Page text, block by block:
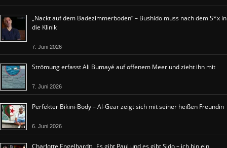
„Nackt auf dem Badezimmerboden“ – Bushido muss nach dem S*x in
die Klinik
7. Juni 2026
Strömung erfasst Ali Bumayé auf offenem Meer und zieht ihn mit
7. Juni 2026
Perfekter Bikini-Body – Al-Gear zeigt sich mit seiner heißen Freundin
6. Juni 2026